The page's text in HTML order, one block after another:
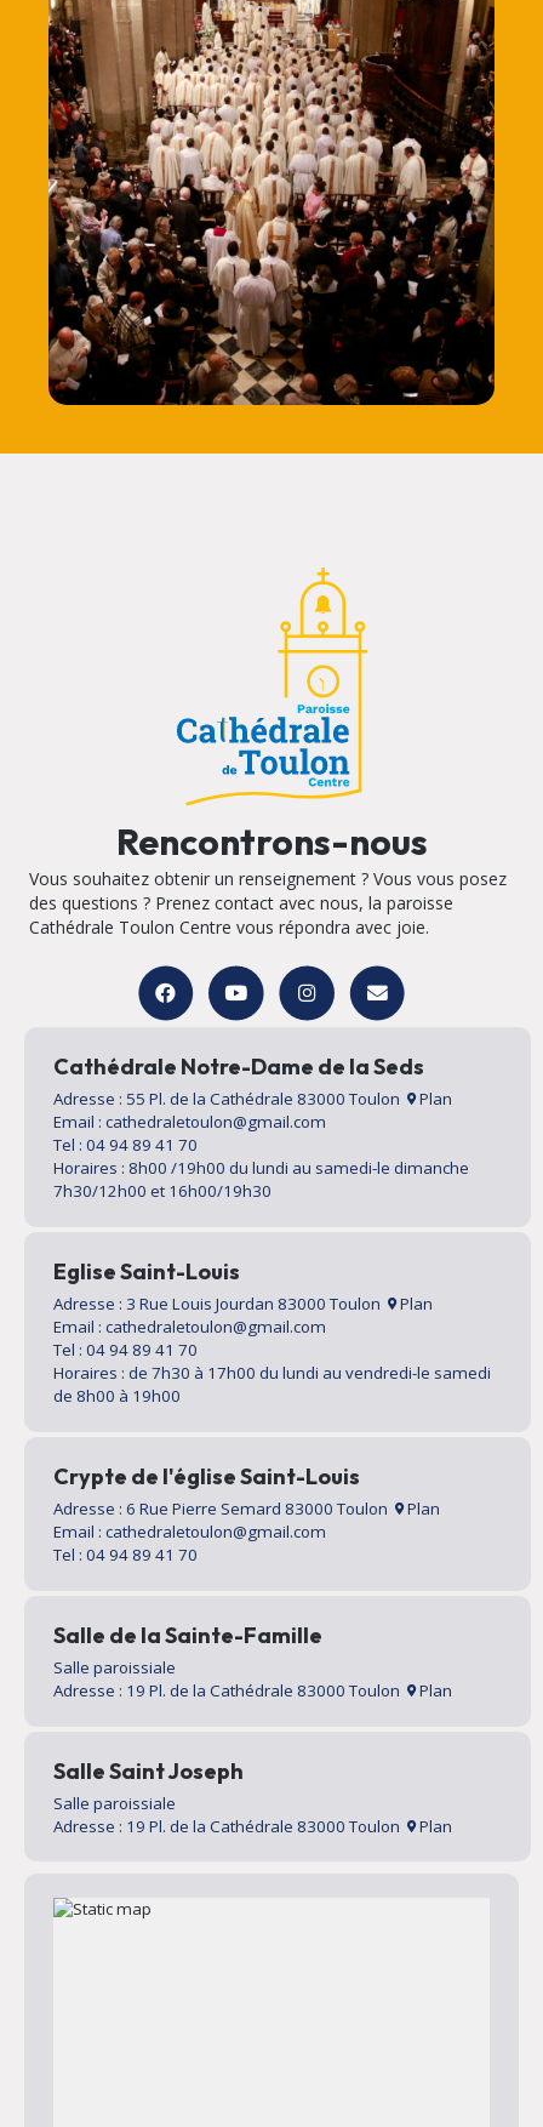
Rencontrons-nous
Vous souhaitez obtenir un renseignement ? Vous vous posez
des questions ? Prenez contact avec nous, la paroisse
Cathédrale Toulon Centre vous répondra avec joie.
Cathédrale Notre-Dame de la Seds
Adresse : 55 Pl. de la Cathédrale 83000 Toulon
Plan
Email : cathedraletoulon@gmail.com
Tel : 04 94 89 41 70
Horaires : 8h00 /19h00 du lundi au samedi-le dimanche
7h30/12h00 et 16h00/19h30
Eglise Saint-Louis
Adresse : 3 Rue Louis Jourdan 83000 Toulon
Plan
Email : cathedraletoulon@gmail.com
Tel : 04 94 89 41 70
Horaires : de 7h30 à 17h00 du lundi au vendredi-le samedi
de 8h00 à 19h00
Crypte de l'église Saint-Louis
Adresse : 6 Rue Pierre Semard 83000 Toulon
Plan
Email : cathedraletoulon@gmail.com
Tel : 04 94 89 41 70
Salle de la Sainte-Famille
Salle paroissiale
Adresse : 19 Pl. de la Cathédrale 83000 Toulon
Plan
Salle Saint Joseph
Salle paroissiale
Adresse : 19 Pl. de la Cathédrale 83000 Toulon
Plan